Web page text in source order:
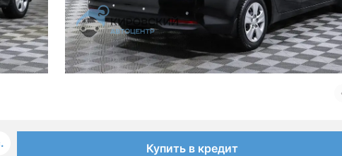
Купить в кредит